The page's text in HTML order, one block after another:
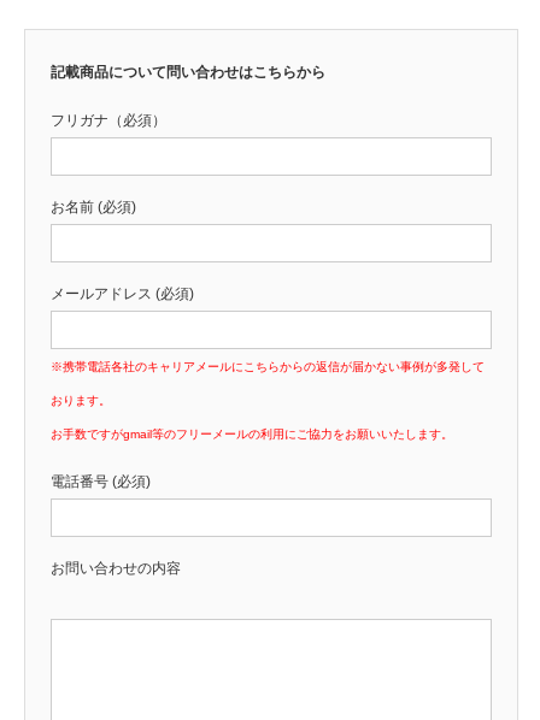
記載商品について問い合わせはこちらから
フリガナ（必須）
お名前 (必須)
メールアドレス (必須)
※携帯電話各社のキャリアメールにこちらからの返信が届かない事例が多発して
おります。
お手数ですがgmail等のフリーメールの利用にご協力をお願いいたします。
電話番号 (必須)
お問い合わせの内容